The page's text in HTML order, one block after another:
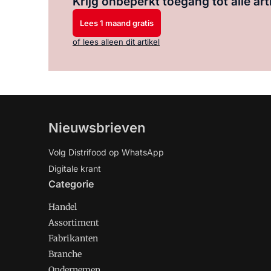
Lees 1 maand gratis
of lees alleen dit artikel
Nieuwsbrieven
Volg Distrifood op WhatsApp
Digitale krant
Categorie
Handel
Assortiment
Fabrikanten
Branche